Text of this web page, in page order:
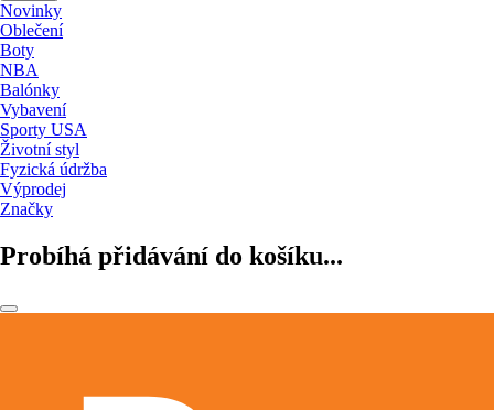
Novinky
Oblečení
Boty
NBA
Balónky
Vybavení
Sporty USA
Životní styl
Fyzická údržba
Výprodej
Značky
Probíhá přidávání do košíku...